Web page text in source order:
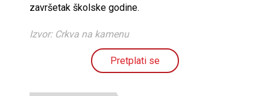
završetak školske godine.
Izvor: Crkva na kamenu
Pretplati se